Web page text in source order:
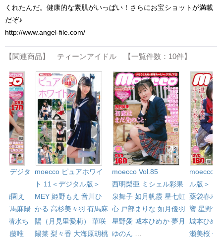
くれたんだ。健康的な素肌がいっぱい！さらにお宝ショットが満載
だぞ♪
http://www.angel-file.com/
【関連商品】 ティーンアイドル 【一覧件数：10件】
＜デジタ
梅園え
有馬麻陽
清水ち
工藤唯
moecco ピュアホワイ
ト 11＜デジタル版＞
MEY 姫野もえ 音川ひ
かる 高杉美々羽 有馬麻
陽（月見里愛莉）
華咲
陽菜 梨々香 大海原胡桃
moecco Vol.85
西明梨亜 ミシェル彩果
泉舞子 如月帆霞 星七虹
心 戸部まりな 如月優羽
星野愛 城本ひめか 夢月
ゆのん
moecco
ル版＞
薬袋春寿
響 星野愛
城本ひめ
瀬美桜 佐